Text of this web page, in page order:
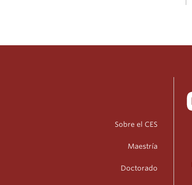
Sobre el CES
Maestría
Doctorado